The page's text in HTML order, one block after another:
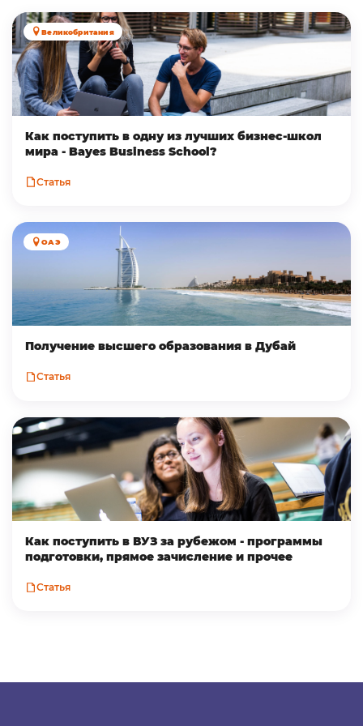
Великобритания
Как поступить в одну из лучших бизнес-школ
мира - Bayes Business School?
Статья
ОАЭ
Получение высшего образования в Дубай
Статья
Как поступить в ВУЗ за рубежом - программы
подготовки, прямое зачисление и прочее
Статья